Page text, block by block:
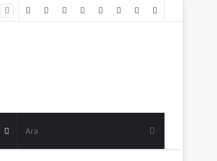
Random
Random